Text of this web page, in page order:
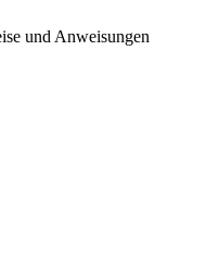
und Anweisungen